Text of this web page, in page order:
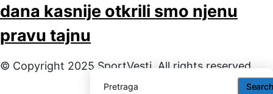
Search
Search
dana kasnije otkrili smo njenu
pravu tajnu
© Copyright 2025 SportVesti. All rights reserved